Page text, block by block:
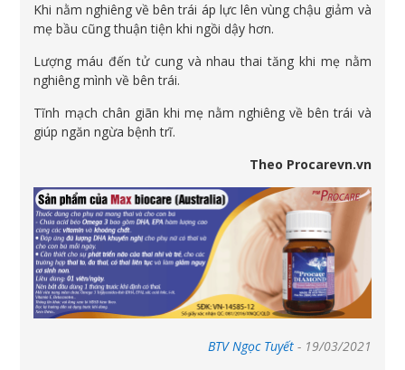
Khi nằm nghiêng về bên trái áp lực lên vùng chậu giảm và
mẹ bầu cũng thuận tiện khi ngồi dậy hơn.
Lượng máu đến tử cung và nhau thai tăng khi mẹ nằm
nghiêng mình về bên trái.
Tĩnh mạch chân giãn khi mẹ nằm nghiêng về bên trái và
giúp ngăn ngừa bệnh trĩ.
Theo Procarevn.vn
BTV Ngọc Tuyết- 19/03/2021